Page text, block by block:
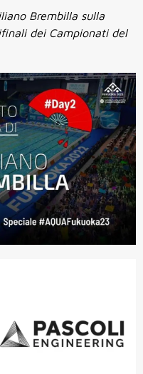
Brembilla sulla
dei Campionati del